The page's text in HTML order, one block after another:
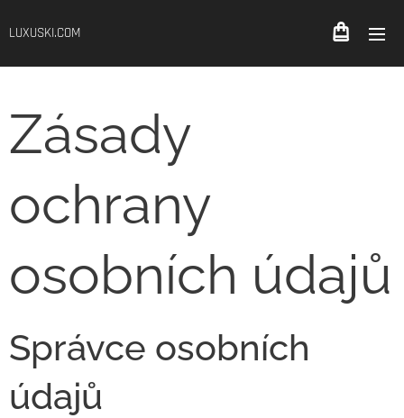
LUXUSKI.COM
Zásady
ochrany
osobních údajů
Správce osobních
údajů